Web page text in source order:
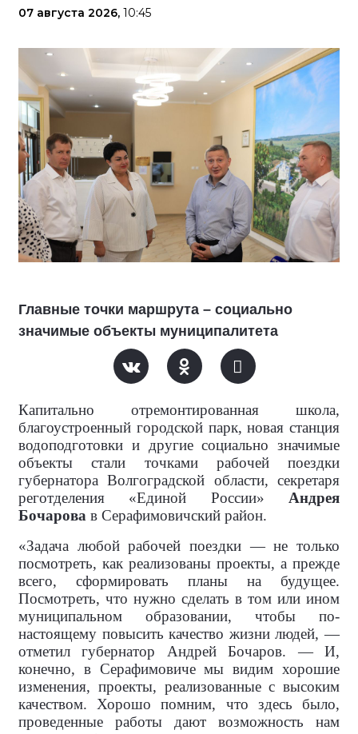
07 августа 2026, 10:45
Главные точки маршрута – социально
значимые объекты муниципалитета
Капитально отремонтированная школа,
благоустроенный городской парк, новая станция
водоподготовки и другие социально значимые
объекты стали точками рабочей поездки
губернатора Волгоградской области, секретаря
реготделения «Единой России» Андрея
Бочарова в Серафимовичский район.
«Задача любой рабочей поездки — не только
посмотреть, как реализованы проекты, а прежде
всего, сформировать планы на будущее.
Посмотреть, что нужно сделать в том или ином
муниципальном образовании, чтобы по-
настоящему повысить качество жизни людей, —
отметил губернатор Андрей Бочаров. — И,
конечно, в Серафимовиче мы видим хорошие
изменения, проекты, реализованные с высоким
качеством. Хорошо помним, что здесь было,
проведенные работы дают возможность нам